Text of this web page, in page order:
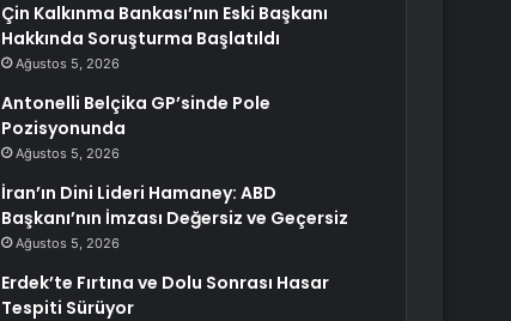
Çin Kalkınma Bankası’nın Eski Başkanı
Hakkında Soruşturma Başlatıldı
Ağustos 5, 2026
Antonelli Belçika GP’sinde Pole
Pozisyonunda
Ağustos 5, 2026
İran’ın Dini Lideri Hamaney: ABD
Başkanı’nın İmzası Değersiz ve Geçersiz
Ağustos 5, 2026
Erdek’te Fırtına ve Dolu Sonrası Hasar
Tespiti Sürüyor